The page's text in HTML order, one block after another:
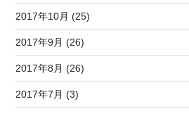
2017年10月 (25)
2017年9月 (26)
2017年8月 (26)
2017年7月 (3)